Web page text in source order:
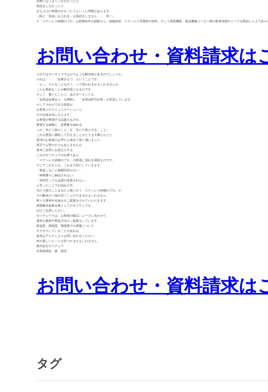
実際にはうまくいかなかったり、
長続きしなかったり、
立ち上げに時間がかかったりといった問題があります。
（特に「気合いを入れる」は長続きしません・・・笑！）
※「ステンレス鋳物のプロ」は創業81年の経験から、鋳物技術、ステンレス等素材の特性、そして厨房機器・食品機械メーカー様の業界特徴やニーズを熟知した上であ
お問い合わせ・資料請求は
それではモリチュウではどのような解決策があるのでしょうか。
それは・・・「在庫をもつ」ということです。
「えっ、そんなことなの？」って思われるかもしれませんが、
こんな単純なことが解決策になるのです。
そして、驚いたことに、あのキーエンスも、
「全商品在庫あり」を標榜し、「全商品即日出荷」を実現しています。
そしてそれができる前提が、
お客様とのコミュニケーションと、
その仕組み化になります。
お客様が希望する品質のものを、
希望する納期に、必要数を納める。
この「当たり前のこと」を「当たり前にやる」こと。
これを愚直に継続して行えることがとても大事なんだと、
冒頭のお客様のお声から改めて強く感じました。
派手でも華やかでもありませんが、
基本に忠実にお役立ちする。
これがモリチュウの社風であり、
「ステンレス鋳物のプロ」の根底に流れる潮流なのです。
そしてこれからも、これを大切にしていきます。
「催促しないと納期回答がない」
「納期通りに納品されない」
「何回言っても品質が改善されない」
と言ったことでお悩みの方、
当たり前のことを当たり前に行う「ステンレス鋳物のプロ」が
その解決の一端を担うことができるかもしれません。
様々な事例や仕組みをご提案をさせていただきます。
課題解決提案企業としてのモリチュウを、
ぜひご活用ください。
モリチュウでは、お客様の幅広いニーズに合わせて、
適切な素材や製造方法のご提案をしています。
製造面、調達面、開発面での課題について
モヤモヤしていることがあれば、
是非以下ＵＲＬよりお問い合わせください。
何か新しいヒントが見つかるかもしれません。
株式会社モリチュウ
代表取締役 森 雄児
お問い合わせ・資料請求は
タグ